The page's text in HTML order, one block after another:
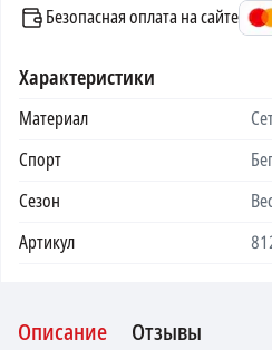
Безопасная оплата на сайте
Характеристики
Материал
Спорт
Бег
Сезон
Артикул
Описание Отзывы